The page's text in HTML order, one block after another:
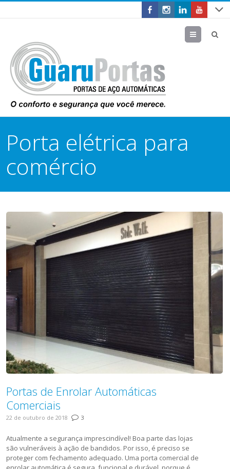
Menu
Porta elétrica para
comércio
Portas de Enrolar Automáticas
Comerciais
22 de outubro de 2018 3
Atualmente a segurança imprescindível! Boa parte das lojas
são vulneráveis à ação de bandidos. Por isso, é preciso se
proteger com fechamento adequado. Uma porta comercial de